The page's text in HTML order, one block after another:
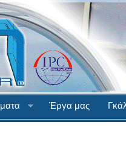
Έργα μας